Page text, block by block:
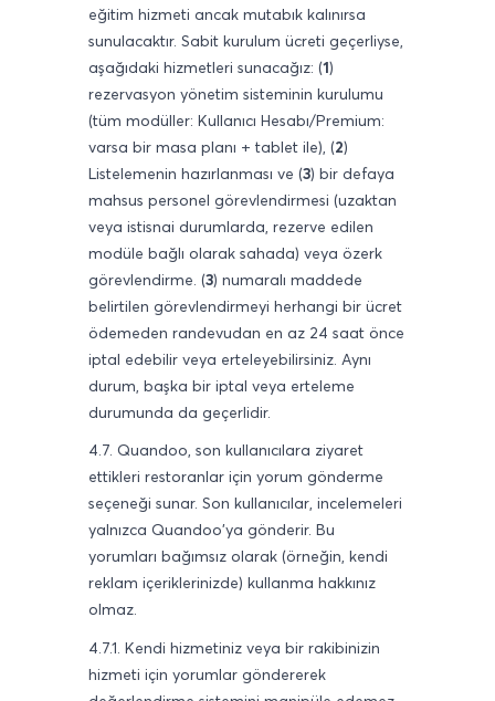
eğitim hizmeti ancak mutabık kalınırsa
sunulacaktır. Sabit kurulum ücreti geçerliyse,
aşağıdaki hizmetleri sunacağız: (1)
rezervasyon yönetim sisteminin kurulumu
(tüm modüller: Kullanıcı Hesabı/Premium:
varsa bir masa planı + tablet ile), (2)
Listelemenin hazırlanması ve (3) bir defaya
mahsus personel görevlendirmesi (uzaktan
veya istisnai durumlarda, rezerve edilen
modüle bağlı olarak sahada) veya özerk
görevlendirme. (3) numaralı maddede
belirtilen görevlendirmeyi herhangi bir ücret
ödemeden randevudan en az 24 saat önce
iptal edebilir veya erteleyebilirsiniz. Aynı
durum, başka bir iptal veya erteleme
durumunda da geçerlidir.
4.7. Quandoo, son kullanıcılara ziyaret
ettikleri restoranlar için yorum gönderme
seçeneği sunar. Son kullanıcılar, incelemeleri
yalnızca Quandoo'ya gönderir. Bu
yorumları bağımsız olarak (örneğin, kendi
reklam içeriklerinizde) kullanma hakkınız
olmaz.
4.7.1. Kendi hizmetiniz veya bir rakibinizin
hizmeti için yorumlar göndererek